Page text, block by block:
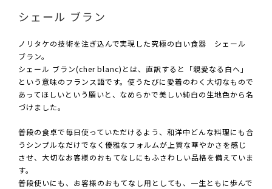
シェール ブラン
ノリタケの技術を注ぎ込んで実現した究極の白い食器 シェール
ブラン。
シェール ブラン(cher blanc)とは、直訳すると「親愛なる白へ」
という意味のフランス語です。使うたびに愛着のわく大切なもので
あってほしいという願いと、なめらかで美しい純白の生地色から名
づけました。
普段の食卓で毎日使っていただけるよう、和洋中どんな料理にも合
うシンプルなだけでなく優雅なフォルムが上質な華やかさを感じ
させ、大切なお客様のおもてなしにもふさわしい品格を備えていま
す。
普段使いにも、お客様のおもてなし用としても、一生ともに歩んで